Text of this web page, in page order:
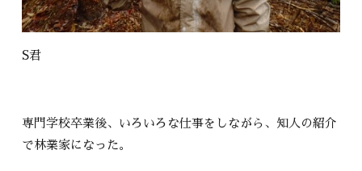
S君
専門学校卒業後、いろいろな仕事をしながら、知人の紹介
で林業家になった。